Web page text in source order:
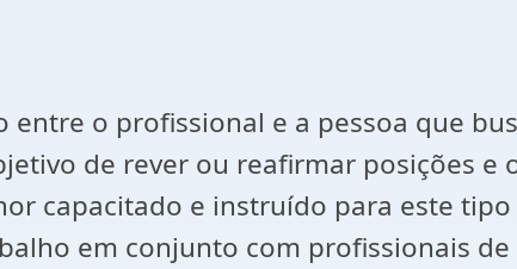
o profissional e a pessoa que
de rever ou reafirmar posições e
capacitado e instruído para este
em conjunto com profissionais